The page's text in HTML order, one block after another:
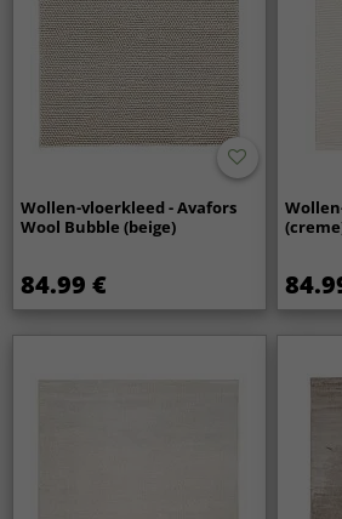
Wollen-vloerkleed - Avafors
Wool Bubble (beige)
84.99 €